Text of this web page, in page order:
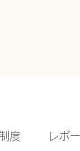
度 レポ